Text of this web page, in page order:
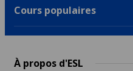
Cours populaires
À propos d'ESL